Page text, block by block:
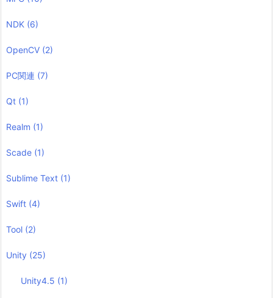
NDK (6)
OpenCV (2)
PC関連 (7)
Qt (1)
Realm (1)
Scade (1)
Sublime Text (1)
Swift (4)
Tool (2)
Unity (25)
Unity4.5 (1)